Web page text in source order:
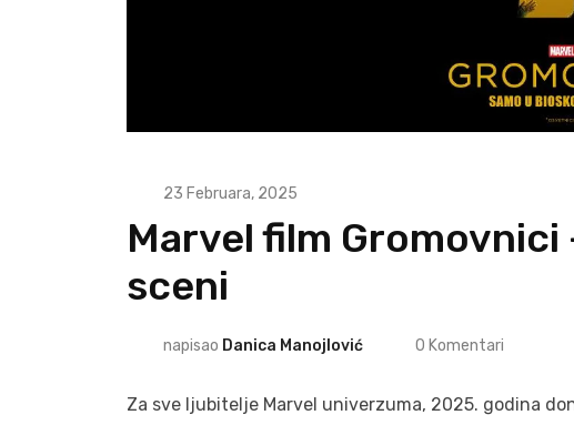
23 Februara, 2025
Marvel film
sceni
napisao Danica Manojlović 0 Komentari
Za sve ljubitelje Marvel univerzuma, 2025. godina